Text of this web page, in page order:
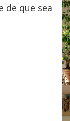
de que sea